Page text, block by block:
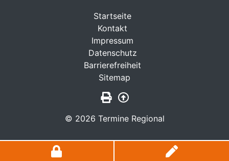
© 2026 Termine Regional
Startseite
Kontakt
Impressum
Datenschutz
Barrierefreiheit
Sitemap
Seite drucken
Zurück nach oben